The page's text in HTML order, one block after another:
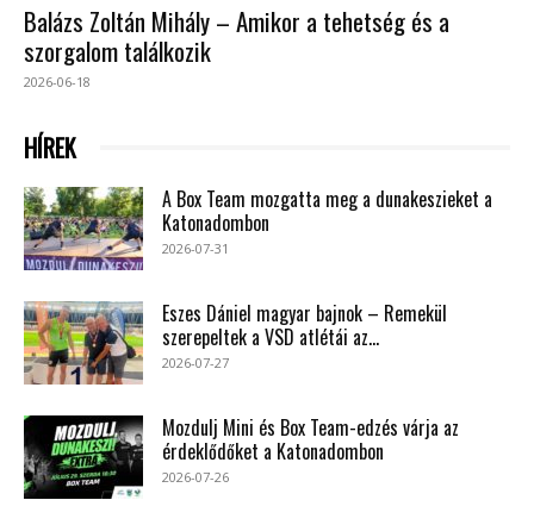
Balázs Zoltán Mihály – Amikor a tehetség és a
szorgalom találkozik
2026-06-18
HÍREK
A Box Team mozgatta meg a dunakeszieket a
Katonadombon
2026-07-31
Eszes Dániel magyar bajnok – Remekül
szerepeltek a VSD atlétái az...
2026-07-27
Mozdulj Mini és Box Team-edzés várja az
érdeklődőket a Katonadombon
2026-07-26